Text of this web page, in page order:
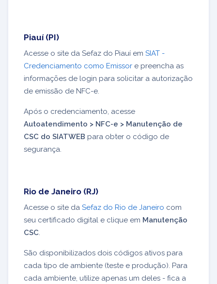
Piauí (PI)
Acesse o site da Sefaz do Piauí em SIAT -
Credenciamento como Emissor e preencha as
informações de login para solicitar a autorização
de emissão de NFC-e.
Após o credenciamento, acesse
Autoatendimento > NFC-e > Manutenção de
CSC do SIATWEB para obter o código de
segurança.
Rio de Janeiro (RJ)
Acesse o site da Sefaz do Rio de Janeiro com
seu certificado digital e clique em Manutenção
CSC
São disponibilizados dois códigos ativos para
cada tipo de ambiente (teste e produção). Para
cada ambiente, utilize apenas um deles - fica a